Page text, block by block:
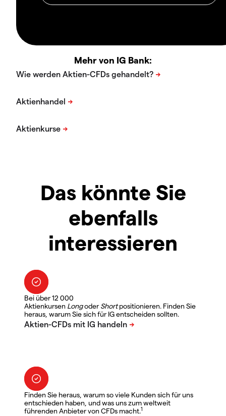
Mehr von IG Bank:
Das könnte Sie
ebenfalls
interessieren
Bei über 12 000
Aktienkursen LongoderShortpositionieren. Finden Sie
heraus, warum Sie sich für IG entscheiden sollten.
Finden Sie heraus, warum so viele Kunden sich für uns
entschieden haben, und was uns zum weltweit
führenden Anbieter von CFDs macht.1